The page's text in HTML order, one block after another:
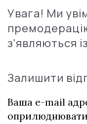
Увага! Ми
з'являються
Залишити
Ваша e-mail